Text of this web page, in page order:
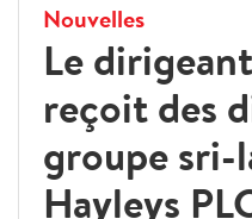
Nouvelles
Le
reçoit des
groupe sri-
Hayleys